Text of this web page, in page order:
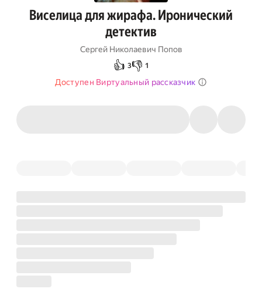
Виселица для жирафа. Иронический
детектив
Сергей Николаевич Попов
👍 3👎 1
Доступен Виртуальный рассказчик